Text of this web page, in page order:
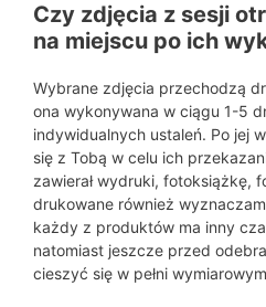
Czy zdjęcia z sesji
na miejscu po ich
Wybrane zdjęcia przechodzą
ona wykonywana w ciągu 1-5
indywidualnych ustaleń. Po jej
się z Tobą w celu ich
zawierał wydruki, fotoksiążkę,
drukowane również
każdy z produktów ma inny
natomiast jeszcze przed
cieszyć się w pełni